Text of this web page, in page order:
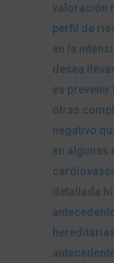
valoración
perfil de
en la
desea
es prevenir
otras
negativo
en algunas
detallada